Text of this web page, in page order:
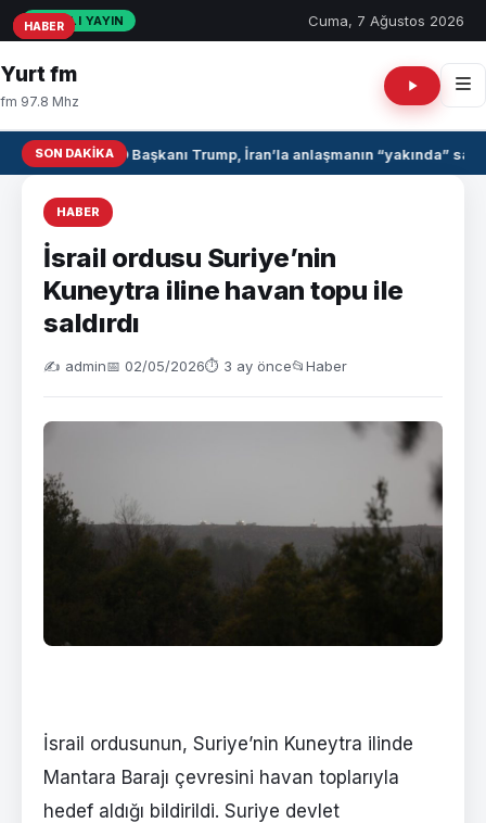
CANLI YAYIN Cuma, 7 Ağustos 2026
Yurt fm
fm 97.8 Mhz
SON DAKIKAABD Başkanı Trump, İran’la anlaşmanın “yakında”
HABER
İsrail ordusu Suriye’nin
Kuneytra iline havan topu ile
saldırdı
✍️ admin📅 02/05/2026⏱ 3 ay önce📂Haber
İsrail ordusunun, Suriye’nin Kuneytra ilinde
Mantara Barajı çevresini havan toplarıyla
hedef aldığı bildirildi. Suriye devlet
HABER
HABER
HABER